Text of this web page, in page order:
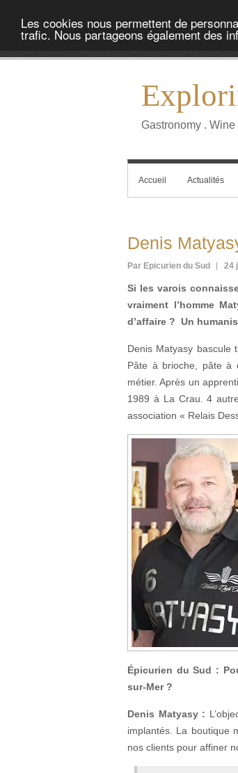
Les cookies nous permettent de
trafic. Nous partageons également des
Gastronomy . Wine
Accueil Actualités
Denis
Par Epicurien du Sud 24
Si les varois
vraiment l’homme
d’affaire ? Un
Denis Matyasy
Pâte à brioche, pâte à
métier. Après un
1989 à La Crau. 4
association « Relais
Épicurien du Sud :
sur-Mer ?
Denis Matyasy :
implantés. La boutique
nos clients pour affiner